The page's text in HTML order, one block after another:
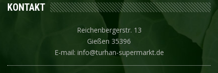
KONTAKT
Reichenbergerstr. 13
Gießen 35396
E-mail: info@turhan-supermarkt.de